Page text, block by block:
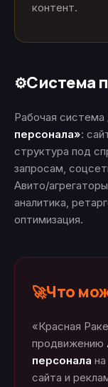
контент.
⚙️Система
Рабочая система
персонала»:
структура под
запросам,
Авито/
аналитика,
оптимизация.
🚀Что
«Красная
продвижению
персонала
сайта и